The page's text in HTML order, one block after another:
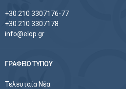
+30 210 3307176-77
+30 210 3307178
info@elop.gr
ΓΡΑΦΕΙΟ ΤΥΠΟΥ
Τελευταία Νέα